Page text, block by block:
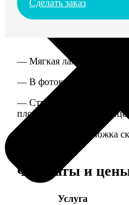
Сделать заказ
— Мягкая
— В фотокниге от 60 до
— Страницы из бумаги
плотные страницы
— Страницы и обложка
Форматы и
Услуга